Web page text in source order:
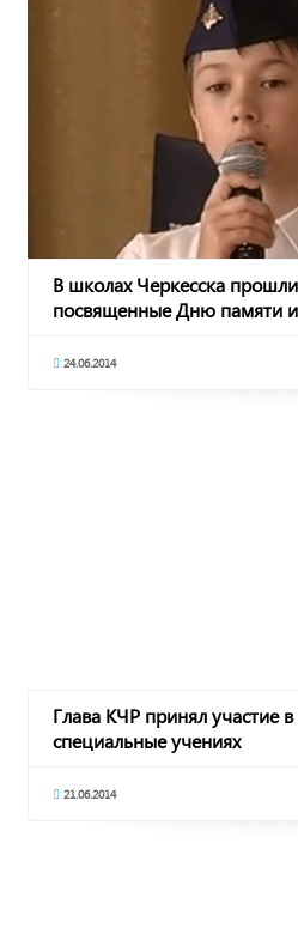
В школах Черкесска
посвященные Дню памяти
24.06.2014
Глава КЧР принял участие в
специальные учениях
21.06.2014